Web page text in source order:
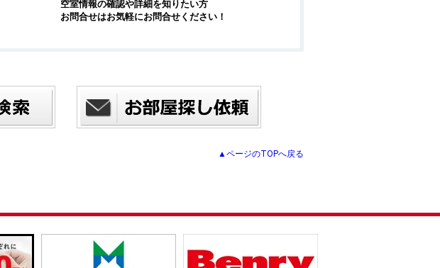
空室情報の確認や詳細を知りたい方
お問合せはお気軽にお問合せください！
▲ページのTOPへ戻る